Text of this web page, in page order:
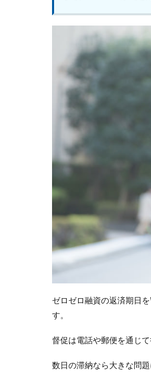
ゼロゼロ融資の返済期日
す。
督促は電話や郵便を通じて
数日の滞納なら大きな問